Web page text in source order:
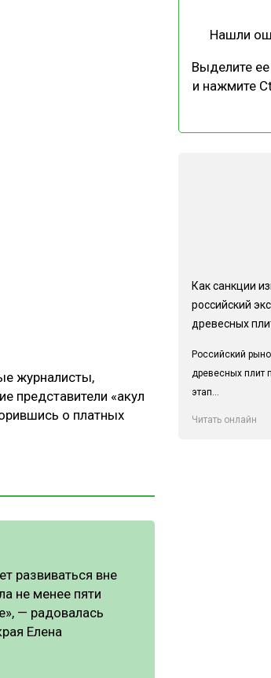
журналисты,
представители «акул
о платных
развиваться вне
не менее пяти
— радовалась
Елена
Нашли
Выделите
и нажмите
Как санкции
российский
древесных
Российский
древесных плит
этап...
Читать онлайн